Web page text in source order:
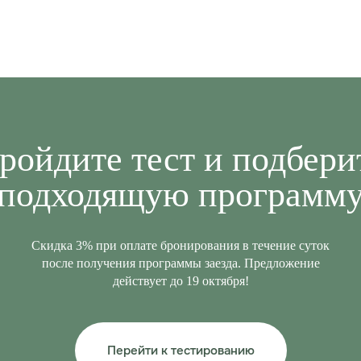
тест и
Скидка 3% при оплате бронирования в течение суток
после получения программы заезда. Предложение
действует до 19 октября!
Перейти к тестированию